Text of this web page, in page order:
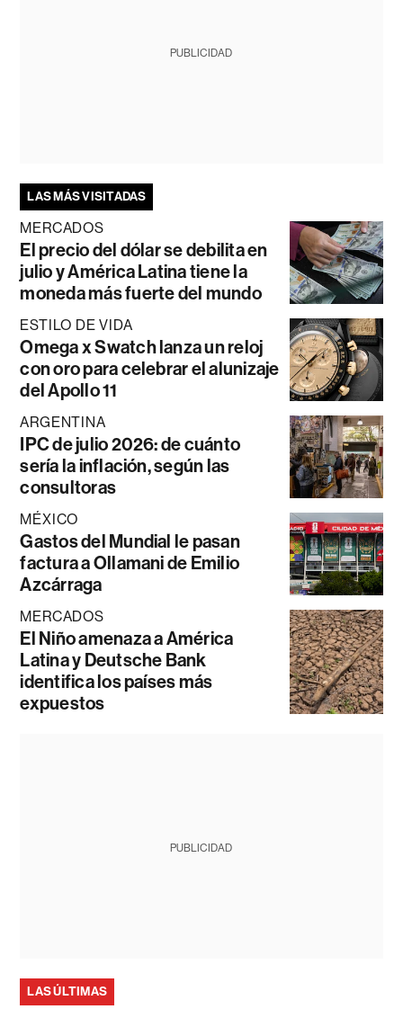
PUBLICIDAD
LAS MÁS VISITADAS
MERCADOS
El precio del dólar se debilita en
julio y América Latina tiene la
moneda más fuerte del mundo
ESTILO DE VIDA
Omega x Swatch lanza un reloj
con oro para celebrar el alunizaje
del Apollo 11
ARGENTINA
IPC de julio 2026: de cuánto
sería la inflación, según las
consultoras
MÉXICO
Gastos del Mundial le pasan
factura a Ollamani de Emilio
Azcárraga
MERCADOS
El Niño amenaza a América
Latina y Deutsche Bank
identifica los países más
expuestos
PUBLICIDAD
LAS ÚLTIMAS